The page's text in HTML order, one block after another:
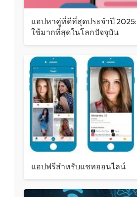
แอปหาคู่ที่ดีที่สุดประจำปี
ใช้มากที่สุดในโลกปัจจุบัน
แอปฟรีสำหรับแชทออนไลน์